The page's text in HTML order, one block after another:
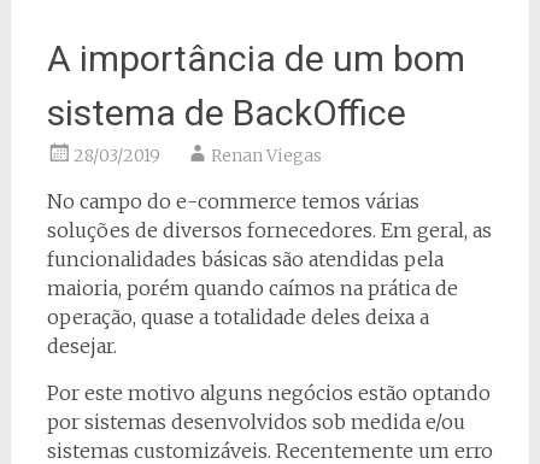
A importância de um bom
sistema de BackOffice
28/03/2019 Renan Viegas
No campo do e-commerce temos várias
soluções de diversos fornecedores. Em geral, as
funcionalidades básicas são atendidas pela
maioria, porém quando caímos na prática de
operação, quase a totalidade deles deixa a
desejar.
Por este motivo alguns negócios estão optando
por sistemas desenvolvidos sob medida e/ou
sistemas customizáveis. Recentemente um erro